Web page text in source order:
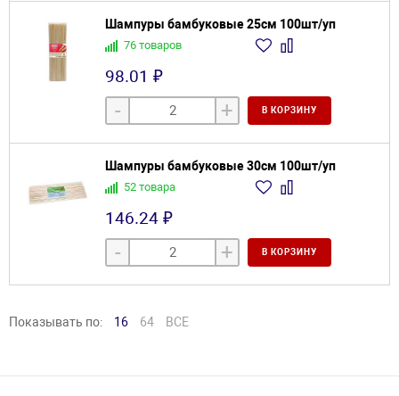
Шампуры бамбуковые 25см 100шт/уп
76 товаров
98.01 ₽
- + В КОРЗИНУ
Шампуры бамбуковые 30см 100шт/уп
52 товара
146.24 ₽
- + В КОРЗИНУ
Показывать по: 16 64 ВСЕ